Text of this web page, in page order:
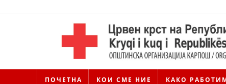
ПОЧЕТНА КОИ СМЕ НИЕ КАКО